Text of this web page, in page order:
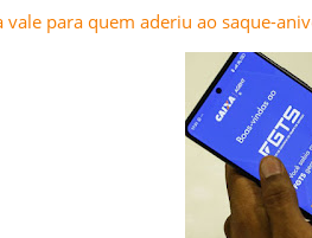
vale para quem aderiu ao saque-